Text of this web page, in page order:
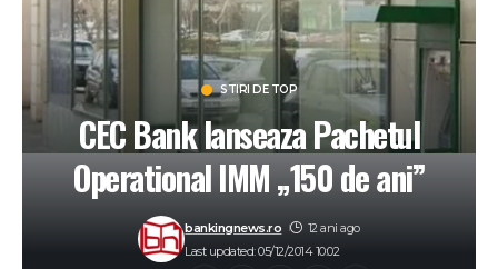
STIRI DE TOP
CEC Bank lanseaza Pachetul
Operational IMM „150 de ani”
Last updated: 05/12/2014 10:02
bankingnews.ro 12 ani ago